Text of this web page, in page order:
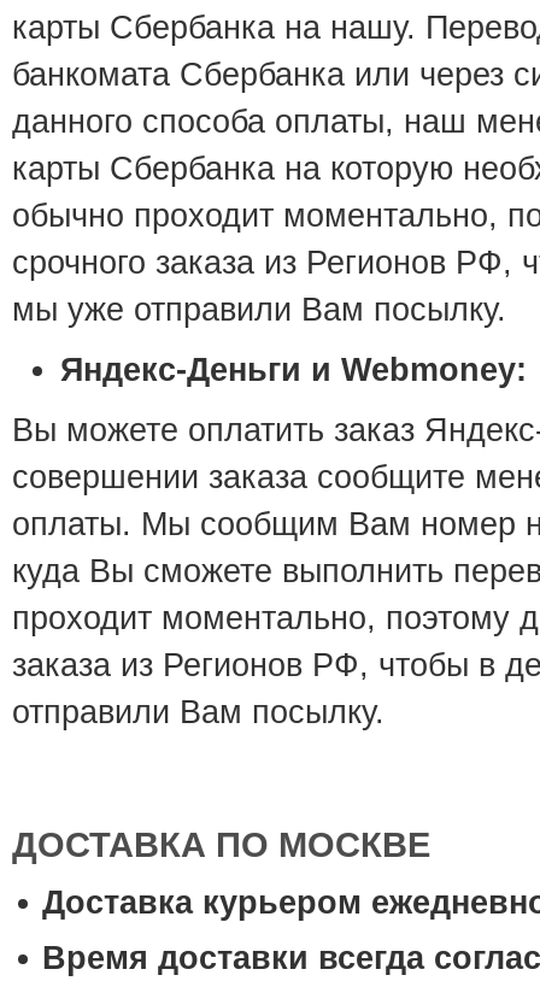
карты Сбербанка на нашу.
банкомата Сбербанка или через
данного способа оплаты, наш
карты Сбербанка на которую
обычно проходит моментально,
срочного заказа из Регионов
мы уже отправили Вам посылку.
Яндекс-Деньги и Webmoney:
Вы можете оплатить заказ
совершении заказа сообщите
оплаты. Мы сообщим Вам номер
куда Вы сможете выполнить
проходит моментально, поэтому
заказа из Регионов РФ, чтобы в
отправили Вам посылку.
ДОСТАВКА ПО МОСКВЕ
Доставка курьером
Время доставки всегда